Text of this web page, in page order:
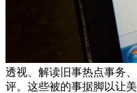
透视、解读旧事热点事务
评。这些被的事据脚以让